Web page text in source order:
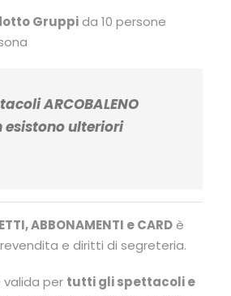
Gruppida 10 persone
ARCOBALENO
esistono ulteriori
ABBONAMENTI e CARDè
e diritti di segreteria.
valida per tutti gli spettacoli e